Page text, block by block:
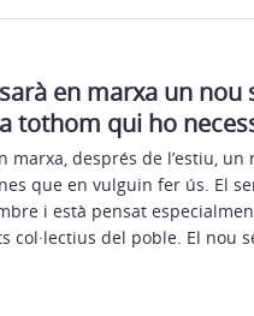
en marxa un
tothom qui ho
marxa, després de l’estiu,
que en vulguin fer ús. El
i està pensat
col·lectius del poble. El nou